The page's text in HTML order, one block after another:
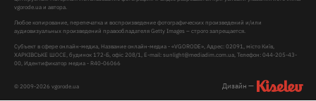
© 2009-2026 vgorode.ua
vgorode.ua и автора.
Любое копирование, перепечатка и воспроизведение фотографических произведений и/или
аудиовизуальных произведений правообладателя Getty Images – строго запрещается.
Субъект в сфере онлайн-медиа, Название онлайн-медиа - «VGORODE», Адрес: 02091, місто Київ,
ХАРКІВСЬКЕ ШОСЕ, будинок 172-Б, офіс 208/1, E-mail:sunlight@mediadim.com.ua , Телефон: 044-205-43-
00, Идентификатор медиа - R40-06066
Дизайн —